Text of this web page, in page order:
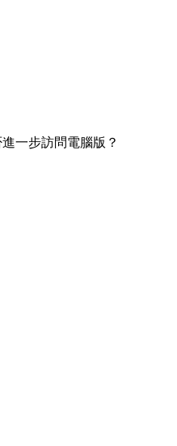
一步訪問電腦版？